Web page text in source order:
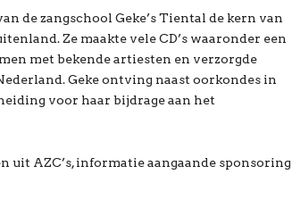
de zangschool Geke’s Tiental de kern van
Ze maakte vele CD’s waaronder een
met bekende artiesten en verzorgde
Geke ontving naast oorkondes in
voor haar bijdrage aan het
uit AZC’s, informatie aangaande sponsoring